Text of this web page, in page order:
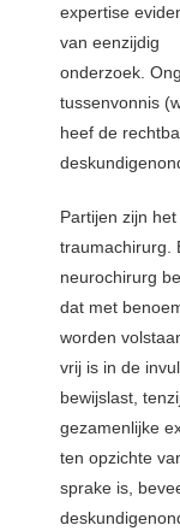
expertise
van eenzijdig
onderzoek.
tussenvonnis
heef de
Partijen zijn
traumachirurg.
neurochirurg
dat met
worden
vrij is in de
bewijslast,
gezamenlijke
ten opzichte
sprake is,